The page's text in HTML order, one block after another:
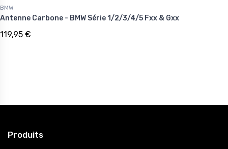
BMW
Antenne Carbone - BMW Série 1/2/3/4/5 Fxx & Gxx
119,95 €
Produits